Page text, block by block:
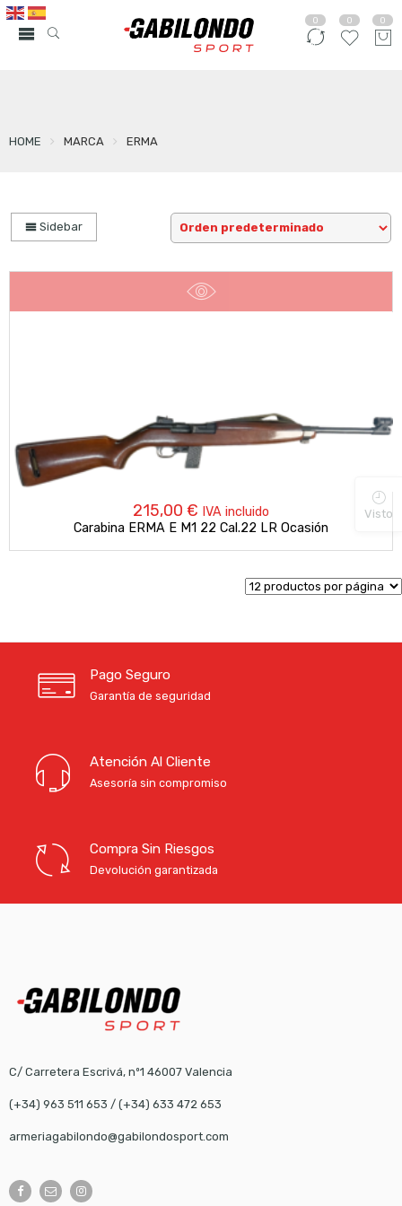
0 0 0
HOME MARCA ERMA
Sidebar
215,00 € IVA incluido
Carabina ERMA E M1 22 Cal.22 LR Ocasión
Pago Seguro
Garantía de seguridad
Atención Al Cliente
Asesoría sin compromiso
Compra Sin Riesgos
Devolución garantizada
C/ Carretera Escrivá, nº1 46007 Valencia
(+34) 963 511 653 / (+34) 633 472 653
armeriagabilondo@gabilondosport.com
Visto